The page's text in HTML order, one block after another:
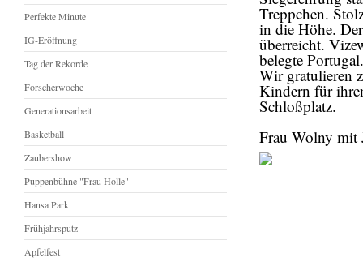
Perfekte Minute
IG-Eröffnung
Tag der Rekorde
Forscherwoche
Generationsarbeit
Basketball
Zaubershow
Puppenbühne "Frau Holle"
Hansa Park
Frühjahrsputz
Apfelfest
Treppchen.
in die Höhe.
überreicht.
belegte Portugal.
Wir gratulieren
Kindern für
Schloßplatz.
Frau Wolny mit